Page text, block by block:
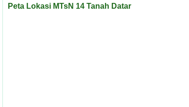
Peta Lokasi MTsN 14 Tanah Datar